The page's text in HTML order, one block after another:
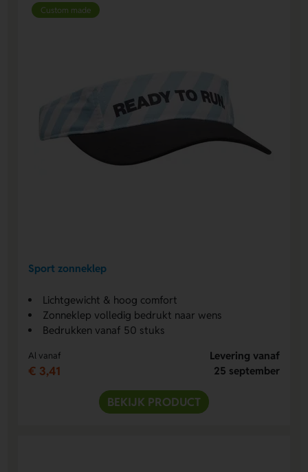
Custom made
Sport zonneklep
Lichtgewicht & hoog comfort
Zonneklep volledig bedrukt naar wens
Bedrukken vanaf 50 stuks
Al vanaf
€ 3,41
Levering vanaf
25 september
BEKIJK PRODUCT